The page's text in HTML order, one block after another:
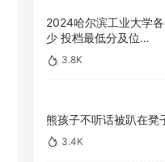
2024哈尔滨工业大学
少 投档最低分及位…
3.8K
熊孩子不听话被趴在凳
3.4K